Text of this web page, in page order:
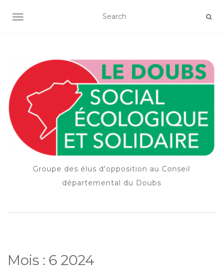
OUVRIR/FERMER LA NAVIGATION
Groupe des élus d'opposition au Conseil
départemental du Doubs
Mois : 6 2024